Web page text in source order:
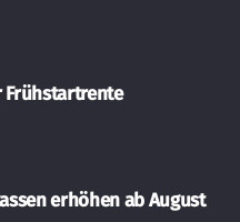
Frühstartrente
erhöhen ab August